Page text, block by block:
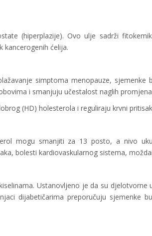
(hiperplazije). Ovo ulje sadrži
kancerogenih ćelija.
simptoma menopauze, sjemenke
i smanjuju učestalost naglih
(HD) holesterola i reguliraju krvni
mogu smanjiti za 13 posto, a nivo
bolesti kardiovaskularnog sistema,
Ustanovljeno je da su djelotvorne
dijabetičarima preporučuju sjemenke